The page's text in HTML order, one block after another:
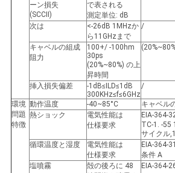
ー
ーン損失
(SCCII)
で表される
測定単位: dB
次は
<-26dB 1MHzか
ら11GHzまで
/
キャベルの組成
阻力
100+/ -100hm
30ps
(20%~80%) の上
昇時間
挿入損失偏差
-1dB≤ILD≤1dB
300KHz≤f≤6GHz
/
環境
問題
特徴
動作温度 -40~85°C
キャベル
熱ショック
電気性能は
仕様要求
EIA-364-
TC-1. -55
サイクル
循環温度と湿度
電気性能は
仕様要求
EIA-364-
条件 A
塩噴霧
殻の後ろに 48
EIA-364-